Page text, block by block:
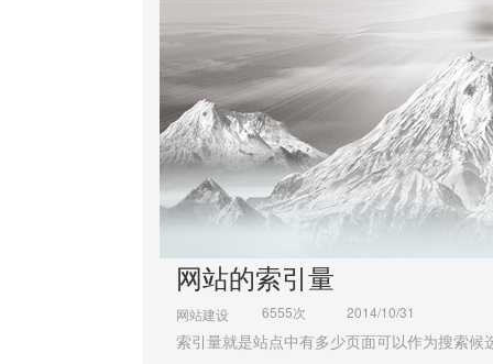
网站的索引量
网站建设 6555次 2014/10/31
索引量就是站点中有多少页面可以作为搜索候